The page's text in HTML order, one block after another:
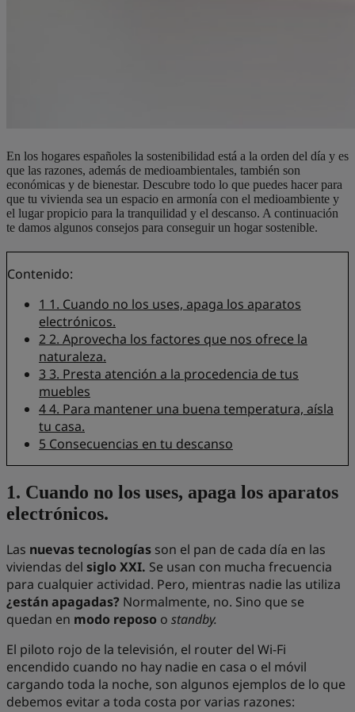
En los hogares españoles la sostenibilidad está a la orden del día y es
que las razones, además de medioambientales, también son
económicas y de bienestar. Descubre todo lo que puedes hacer para
que tu vivienda sea un espacio en armonía con el medioambiente y
el lugar propicio para la tranquilidad y el descanso. A continuación
te damos algunos consejos para conseguir un hogar sostenible.
Contenido:
1 1. Cuando no los uses, apaga los aparatos
electrónicos.
22. Aprovecha los factores que nos ofrece la
naturaleza.
3 3. Presta atención a la procedencia de tus
muebles
44. Para mantener una buena temperatura, aísla
tu casa.
5 Consecuencias en tu descanso
1. Cuando no los uses, apaga los aparatos
electrónicos.
Las nuevas tecnologías son el pan de cada día en las
viviendas del siglo XXI. Se usan con mucha frecuencia
para cualquier actividad. Pero, mientras nadie las utiliza
¿están apagadas? Normalmente, no. Sino que se
quedan en modo reposo o standby.
El piloto rojo de la televisión, el router del Wi-Fi
encendido cuando no hay nadie en casa o el móvil
cargando toda la noche, son algunos ejemplos de lo que
debemos evitar a toda costa por varias razones: